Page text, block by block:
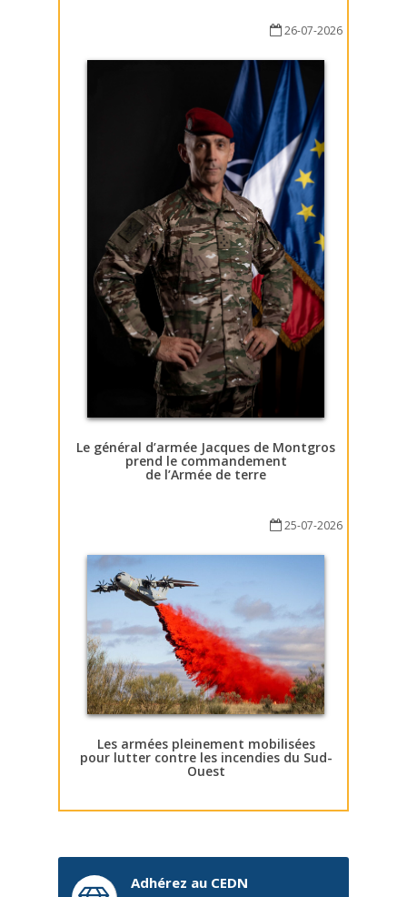
26-07-2026
Le général d’armée Jacques de Montgros
prend le commandement
de l’Armée de terre
25-07-2026
Les armées pleinement mobilisées
pour lutter contre les incendies du Sud-
Ouest
Adhérez au CEDN